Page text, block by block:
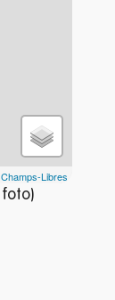
Champs-Libres